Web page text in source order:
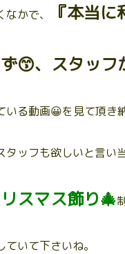
かで、 『本当
😙、スタッフ
いる動画😀を見て頂き
タッフも欲しいと言い
スマス飾り🎄
ていて下さいね。